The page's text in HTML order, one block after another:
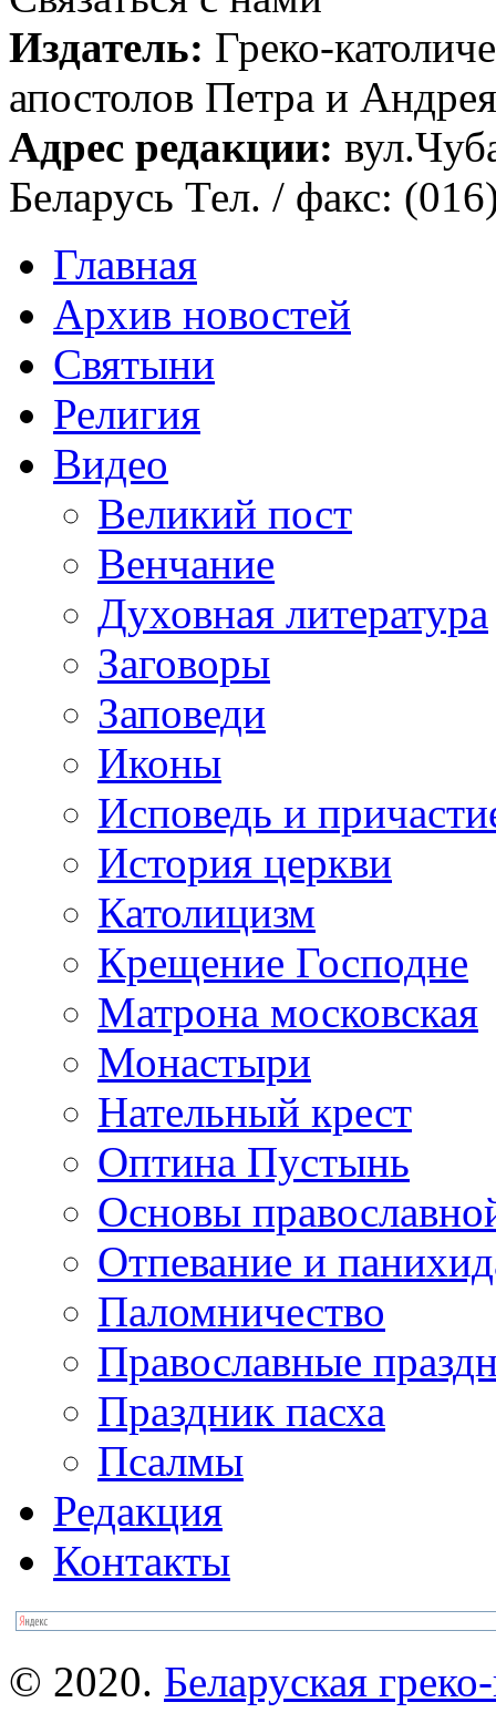
Издатель: Греко-
апостолов Петра и
Адрес редакции:
Беларусь Тел. / факс:
Главная
Архив новостей
Святыни
Религия
Видео
Великий пост
Венчание
Духовная литература
Заговоры
Заповеди
Иконы
Исповедь и
История церкви
Католицизм
Крещение Господне
Матрона московская
Монастыри
Нательный крест
Оптина Пустынь
Основы
Отпевание и
Паломничество
Православные
Праздник пасха
Псалмы
Редакция
Контакты
© 2020. Беларуская